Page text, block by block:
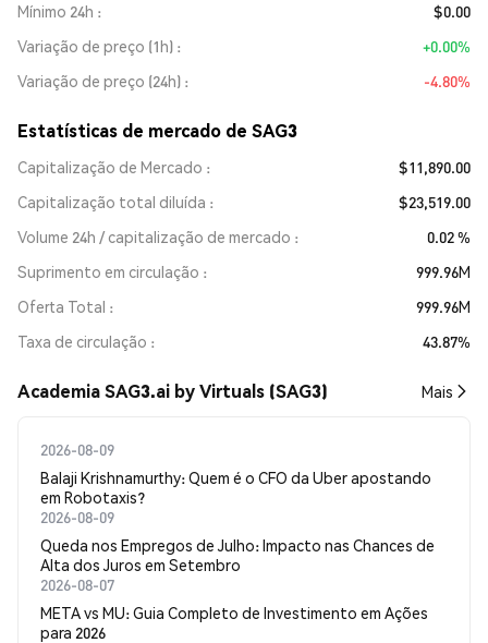
Mínimo 24h
$0.00
Variação de preço (1h)
+0.00%
Variação de preço (24h)
-4.80%
Estatísticas de mercado de SAG3
Capitalização de Mercado
$11,890.00
Capitalização total diluída
$23,519.00
Volume 24h / capitalização de mercado
0.02 %
Suprimento em circulação
999.96M
Oferta Total
999.96M
Taxa de circulação
43.87%
Academia SAG3.ai by Virtuals (SAG3) Mais
2026-08-09
Balaji Krishnamurthy: Quem é o CFO da Uber apostando
em Robotaxis?
2026-08-09
Queda nos Empregos de Julho: Impacto nas Chances de
Alta dos Juros em Setembro
2026-08-07
META vs MU: Guia Completo de Investimento em Ações
para 2026